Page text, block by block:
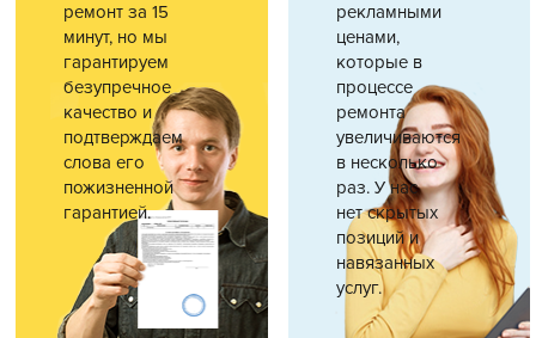
ремонт за 15
минут, но мы
гарантируем
безупречное
качество и
подтверждаем
слова его
пожизненной
гарантией.
рекламными
ценами,
которые в
процессе
ремонта
увеличиваются
в несколько
раз. У нас
нет скрытых
позиций и
навязанных
услуг.